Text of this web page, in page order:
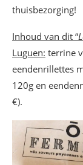
thuisbezorging!
Inhoud van dit “
Luguen: terrine
eendenrillettes
120g en
€).